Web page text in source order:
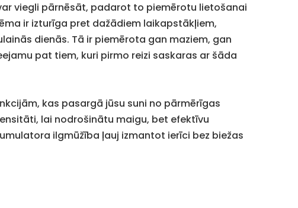
viegli pārnēsāt, padarot to piemērotu lietošanai
ir izturīga pret dažādiem laikapstākļiem,
dienās. Tā ir piemērota gan maziem, gan
pat tiem, kuri pirmo reizi saskaras ar šāda
kas pasargā jūsu suni no pārmērīgas
lai nodrošinātu maigu, bet efektīvu
ilgmūžība ļauj izmantot ierīci bez biežas